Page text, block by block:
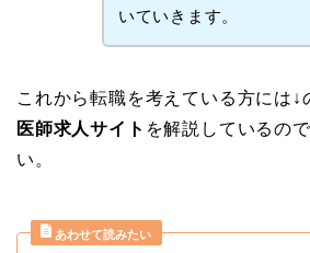
いていきます。
これから転職を考えている方には↓
医師求人サイト を解説しているの
い。